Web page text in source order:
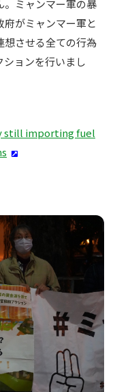
。ミャンマー軍の暴
がミャンマー軍と
想させる全ての行為
ョンを行いまし
still importing fuel